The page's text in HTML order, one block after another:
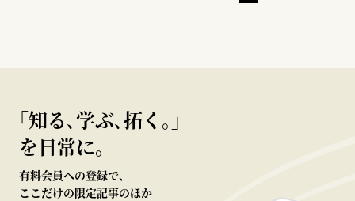
｢知る､学ぶ､拓く｡｣
を日常に。
有料会員への登録で、
ここだけの限定記事のほか